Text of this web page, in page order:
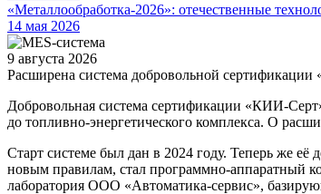
«Металлообработка-2026»: отечественные
14 мая 2026
9 августа 2026
Расширена система добровольной
Добровольная система сертификации «КИИ-
до топливно-энергетического комплекса. О
Старт системе был дан в 2024 году. Теперь же
новым правилам, стал программно-аппаратный
лаборатория ООО «Автоматика-сервис»,